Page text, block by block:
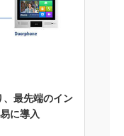
最先端のイン
に導入